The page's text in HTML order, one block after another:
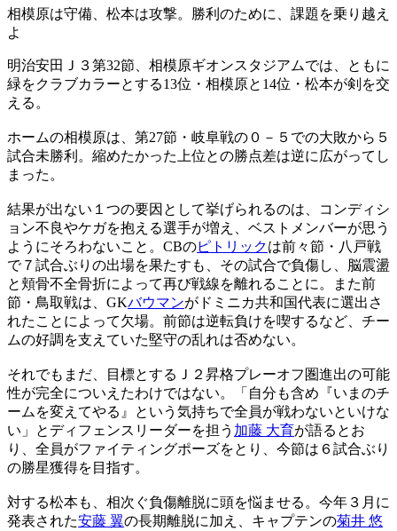
相模原は守備、松本は攻撃。勝利のために、課題を乗り越え
よ
明治安田Ｊ３第32節、相模原ギオンスタジアムでは、ともに
緑をクラブカラーとする13位・相模原と14位・松本が剣を交
える。
ホームの相模原は、第27節・岐阜戦の０－５での大敗から５
試合未勝利。縮めたかった上位との勝点差は逆に広がってし
まった。
結果が出ない１つの要因として挙げられるのは、コンディシ
ョン不良やケガを抱える選手が増え、ベストメンバーが思う
ようにそろわないこと。CBのピトリックは前々節・八戸戦
で７試合ぶりの出場を果たすも、その試合で負傷し、脳震盪
と頬骨不全骨折によって再び戦線を離れることに。また前
節・鳥取戦は、GKバウマンがドミニカ共和国代表に選出さ
れたことによって欠場。前節は逆転負けを喫するなど、チー
ムの好調を支えていた堅守の乱れは否めない。
それでもまだ、目標とするＪ２昇格プレーオフ圏進出の可能
性が完全についえたわけではない。「自分も含め『いまのチ
ームを変えてやる』という気持ちで全員が戦わないといけな
い」とディフェンスリーダーを担う 加藤 大育が語るとお
り、全員がファイティングポーズをとり、今節は６試合ぶり
の勝星獲得を目指す。
対する松本も、相次ぐ負傷離脱に頭を悩ませる。今年３月に
発表された安藤 翼の長期離脱に加え、キャプテンの菊井 悠